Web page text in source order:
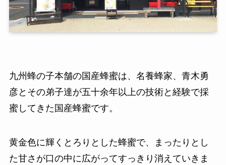
九州蜂の子本舗の国産蜂蜜は、名養蜂家、青木勇
彦とその弟子達が五十余年以上の技術と経験で採
蜜してきた国産蜂蜜です。
黄金色に輝くとろりとした蜂蜜で、まったりとし
た甘さが口の中に広がってすっきり消えていきま